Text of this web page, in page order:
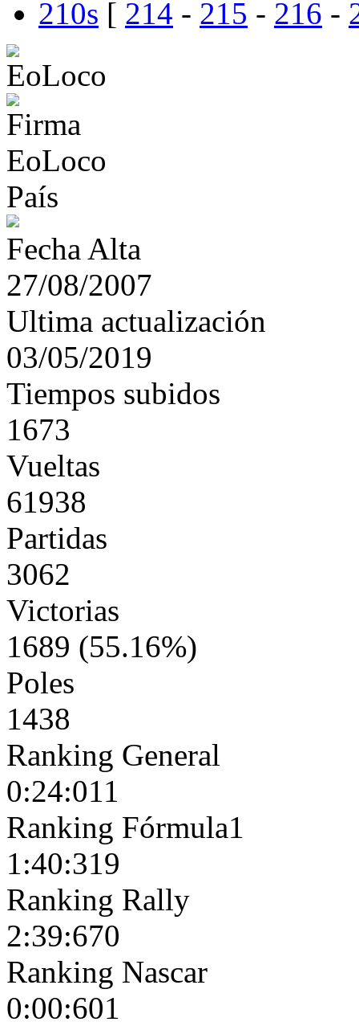
210s [ 214 - 215 - 216 -
País
Fecha Alta
27/08/2007
Ultima actualización
03/05/2019
Tiempos subidos
1673
Vueltas
61938
Partidas
3062
Victorias
1689 (55.16%)
Poles
1438
Ranking General
0:24:011
Ranking Fórmula1
1:40:319
Ranking Rally
2:39:670
Ranking Nascar
0:00:601